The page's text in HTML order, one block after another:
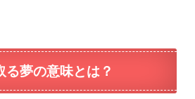
る夢の意味とは？